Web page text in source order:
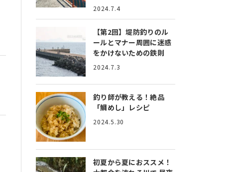
2024.7.4
【第2回】堤防釣りのル
ールとマナー周囲に迷惑
をかけないための鉄則
2024.7.3
釣り師が教える！絶品
「鯛めし」レシピ
2024.5.30
初夏から夏におススメ！